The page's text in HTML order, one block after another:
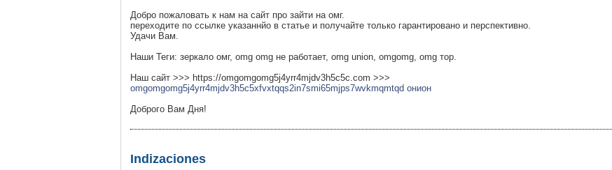
Добро пожаловать к нам на сайт про зайти на омг.
переходите по ссылке указаннйо в статье и получайте только гарантировано и перспективно.
Удачи Вам.
Наши Теги: зеркало омг, omg omg не работает, omg union, omgomg, omg тор.
Наш сайт >>> https://omgomgomg5j4yrr4mjdv3h5c5c.com >>>
omgomgomg5j4yrr4mjdv3h5c5xfvxtqqs2in7smi65mjps7wvkmqmtqd онион
Доброго Вам Дня!
Indizaciones